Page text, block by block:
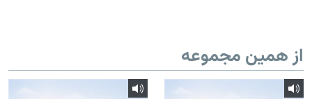
از همین مجموعه